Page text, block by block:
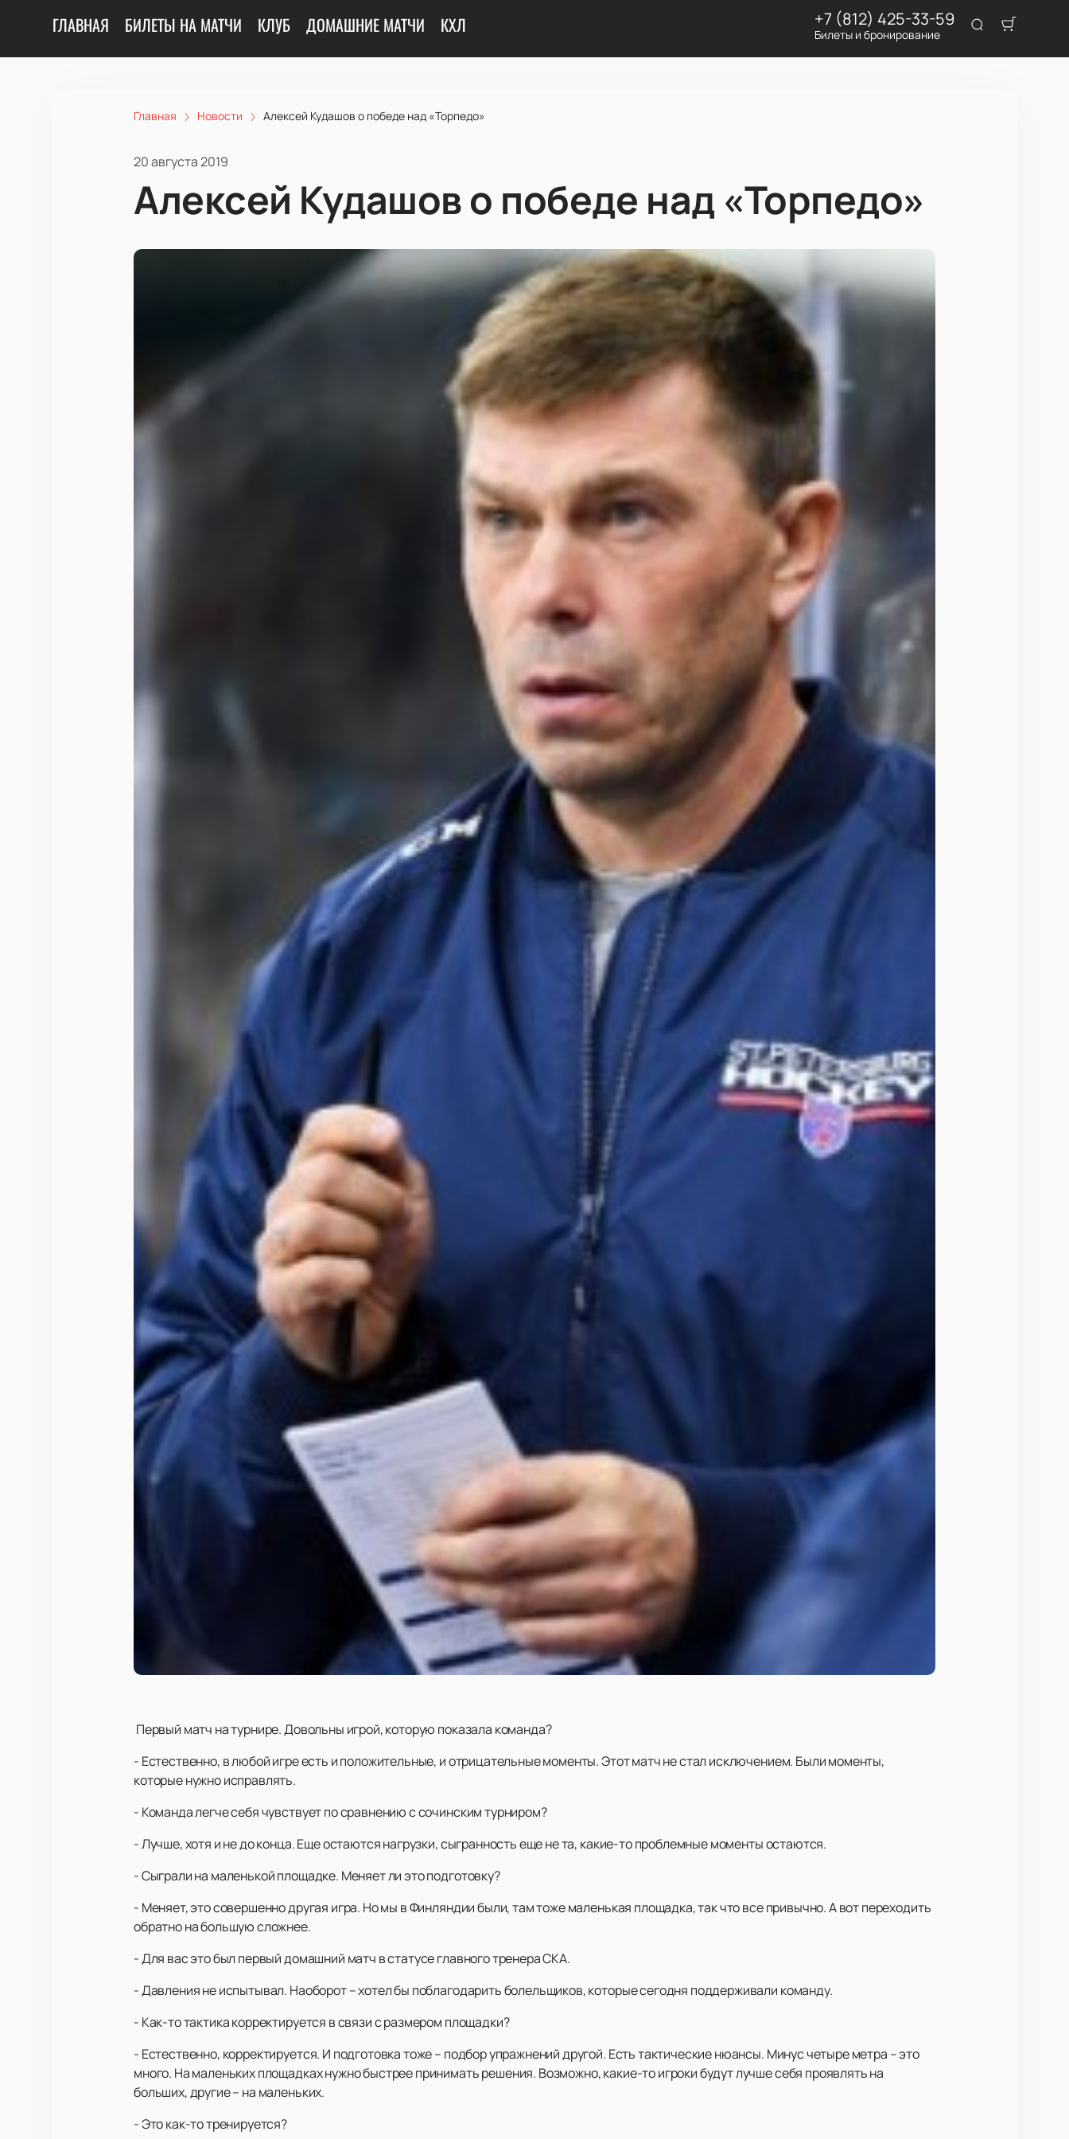
ГЛАВНАЯ БИЛЕТЫ НА МАТЧИ КЛУБ ДОМАШНИЕ МАТЧИ КХЛ +7 (812) 425-33-59
Билеты и бронирование
Главная Новости Алексей Кудашов о победе над «Торпедо»
20 августа 2019
Алексей Кудашов о победе над «Торпедо»
Первый матч на турнире. Довольны игрой, которую показала команда?
- Естественно, в любой игре есть и положительные, и отрицательные моменты. Этот матч не стал исключением. Были моменты,
которые нужно исправлять.
- Команда легче себя чувствует по сравнению с сочинским турниром?
- Лучше, хотя и не до конца. Еще остаются нагрузки, сыгранность еще не та, какие-то проблемные моменты остаются.
- Сыграли на маленькой площадке. Меняет ли это подготовку?
- Меняет, это совершенно другая игра. Но мы в Финляндии были, там тоже маленькая площадка, так что все привычно. А вот переходить
обратно на большую сложнее.
- Для вас это был первый домашний матч в статусе главного тренера СКА.
- Давления не испытывал. Наоборот – хотел бы поблагодарить болельщиков, которые сегодня поддерживали команду.
- Как-то тактика корректируется в связи с размером площадки?
- Естественно, корректируется. И подготовка тоже – подбор упражнений другой. Есть тактические нюансы. Минус четыре метра – это
много. На маленьких площадках нужно быстрее принимать решения. Возможно, какие-то игроки будут лучше себя проявлять на
больших, другие – на маленьких.
- Это как-то тренируется?